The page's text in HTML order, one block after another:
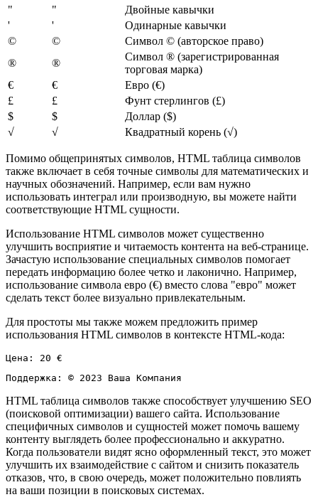
" "
Двойные кавычки
'
'
Одинарные кавычки
©
©
Символ © (авторское право)
®
®
Символ ® (зарегистрированная
торговая марка)
€
€
Евро (€)
£
£
Фунт стерлингов (£)
$
$
Доллар ($)
√
√ Квадратный корень (√)
Помимо общепринятых символов, HTML таблица символов
также включает в себя точные символы для математических и
научных обозначений. Например, если вам нужно
использовать интеграл или производную, вы можете найти
соответствующие HTML сущности.
Использование HTML символов может существенно
улучшить восприятие и читаемость контента на веб-странице.
Зачастую использование специальных символов помогает
передать информацию более четко и лаконично. Например,
использование символа евро (€) вместо слова "евро" может
сделать текст более визуально привлекательным.
Для простоты мы также можем предложить пример
использования HTML символов в контексте HTML-кода:
Цена: 20 €
Поддержка: © 2023 Ваша Компания
HTML таблица символов также способствует улучшению SEO
(поисковой оптимизации) вашего сайта. Использование
специфичных символов и сущностей может помочь вашему
контенту выглядеть более профессионально и аккуратно.
Когда пользователи видят ясно оформленный текст, это может
улучшить их взаимодействие с сайтом и снизить показатель
отказов, что, в свою очередь, может положительно повлиять
на ваши позиции в поисковых системах.